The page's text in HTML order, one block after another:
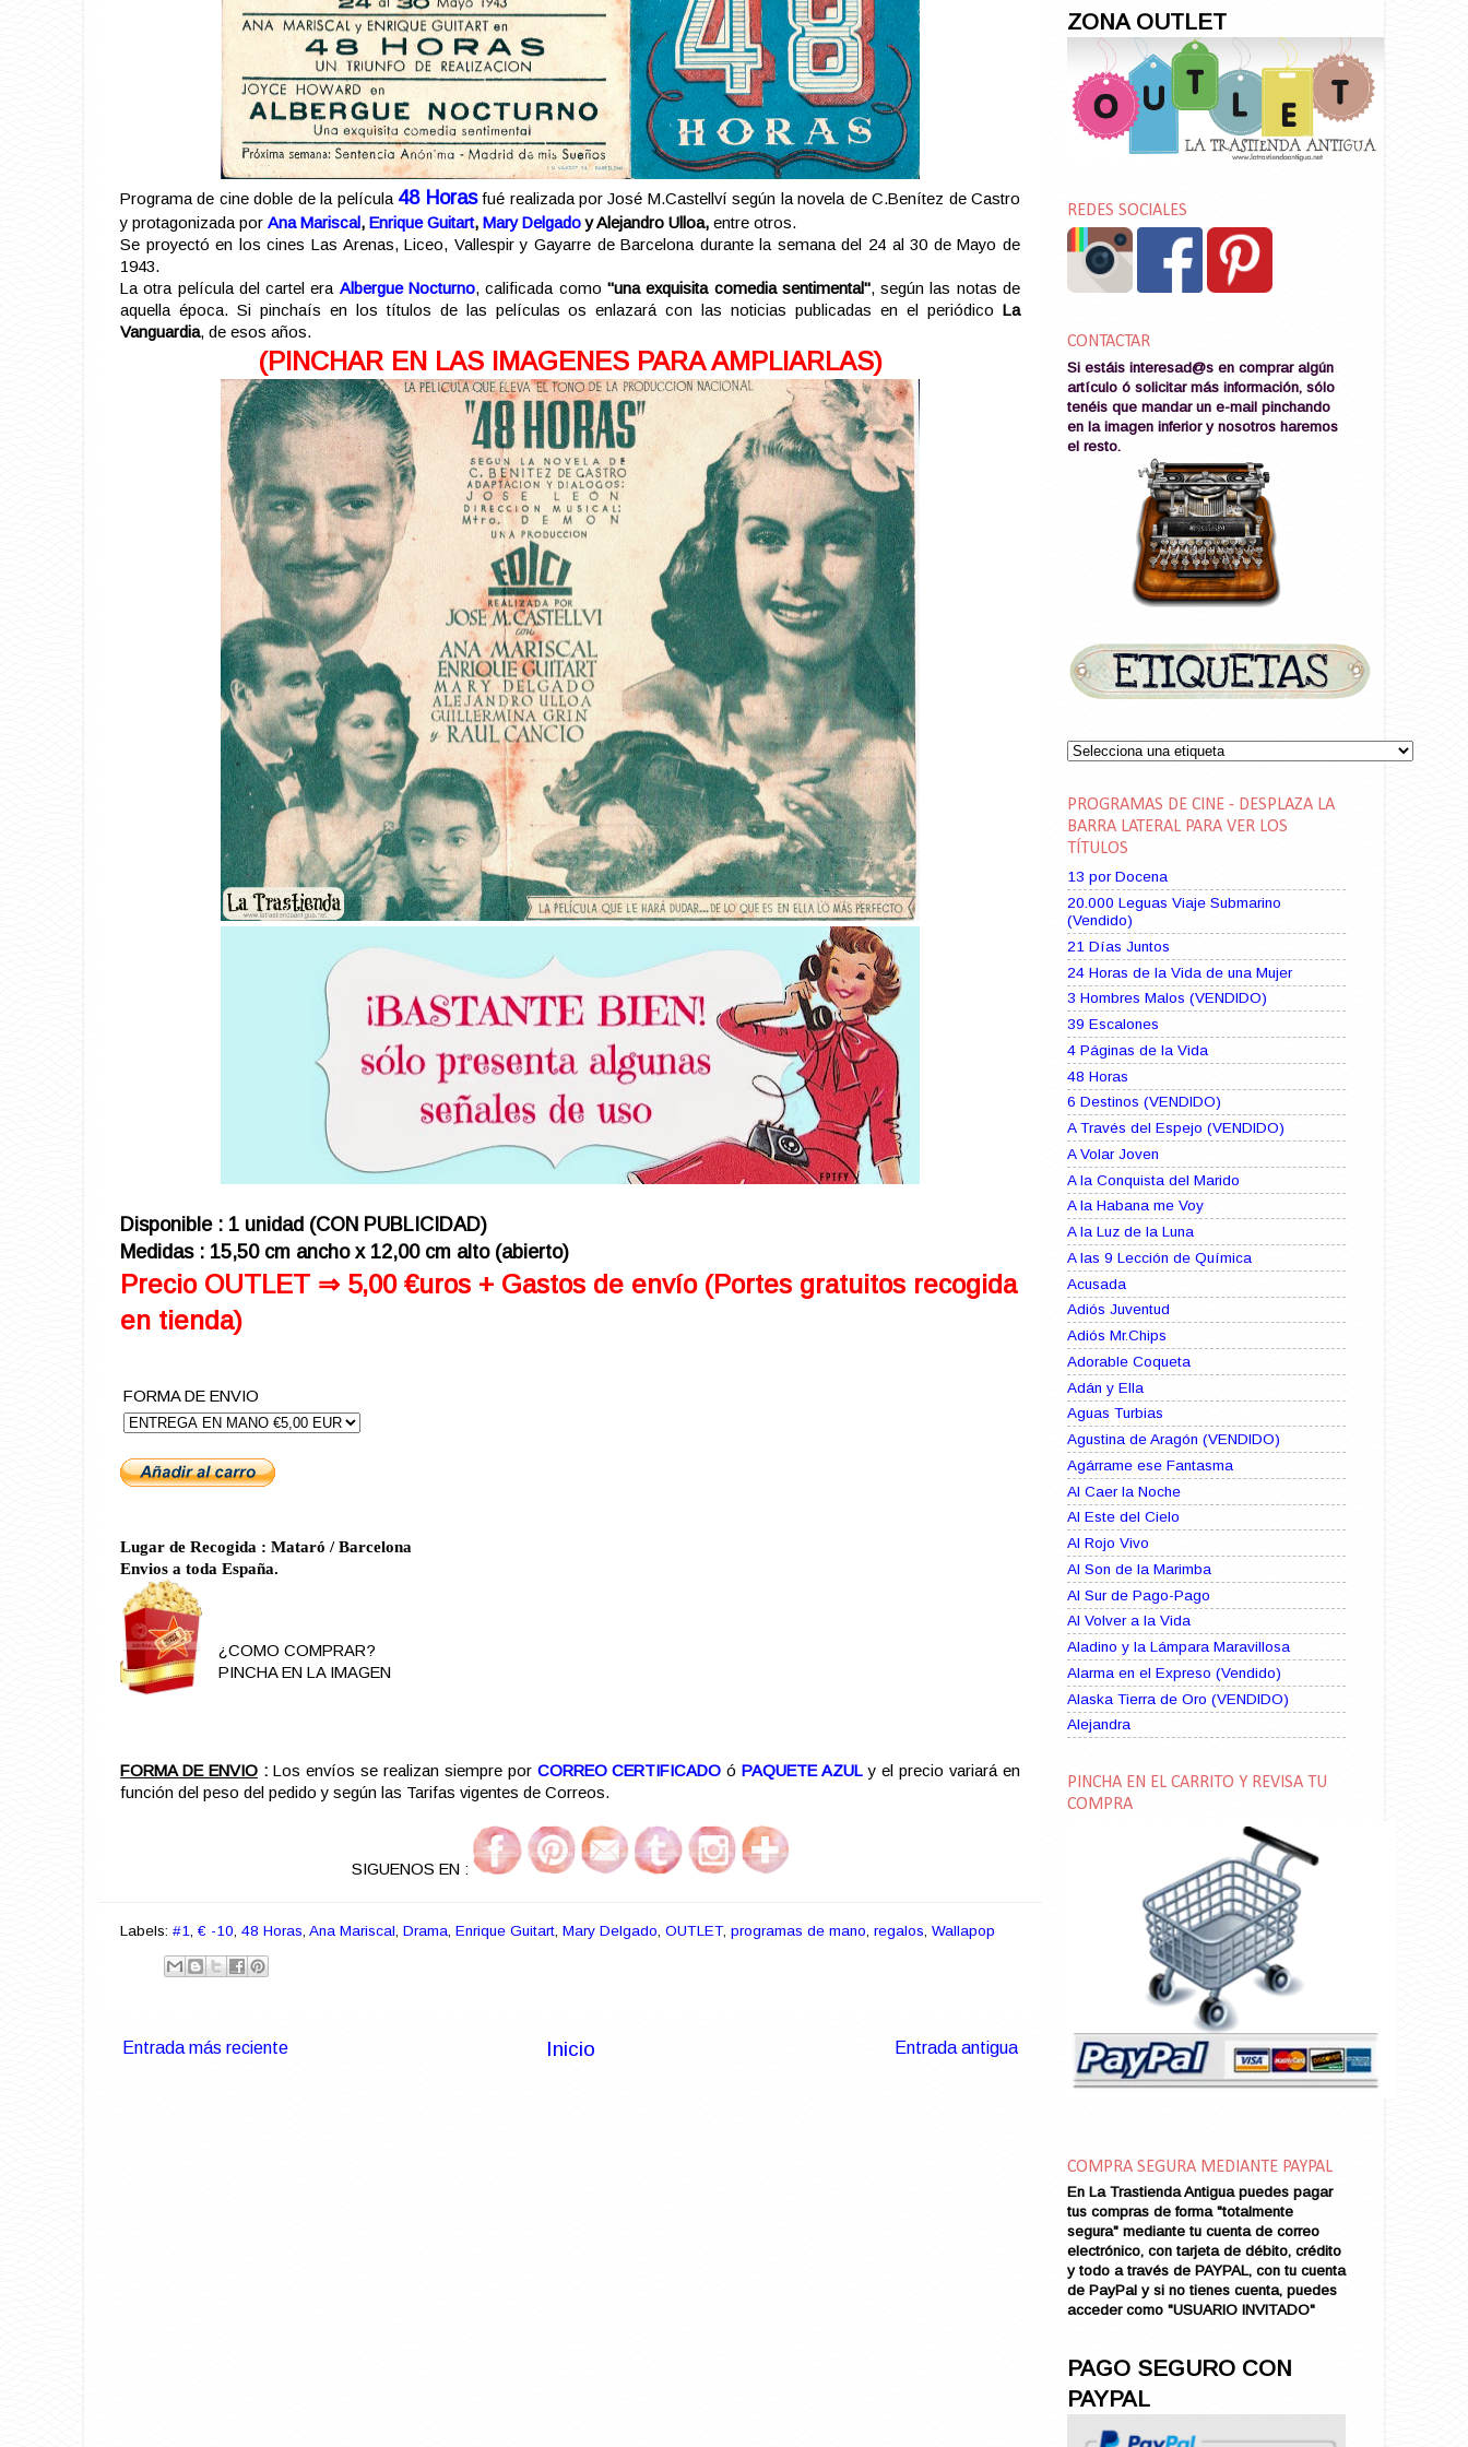
Programa de cine doble de la película 48 Horasfué realizada por José M.Castellví según la novela de C.Benítez de Castro
y protagonizada por Ana Mariscal, Enrique Guitart, Mary Delgadoy Alejandro Ulloa, entre otros.
Se proyectó en los cines Las Arenas, Liceo, Vallespir y Gayarre de Barcelona durante la semana del 24 al 30 de Mayo de
1943.
La otra película del cartel era Albergue Nocturno, calificada como "una exquisita comedia sentimental", según las notas de
aquella época. Si pinchaís en los títulos de las películas os enlazará con las noticias publicadas en el periódico La
Vanguardia, de esos años.
(PINCHAR EN LAS IMAGENES PARA AMPLIARLAS)
Disponible : 1 unidad (CON PUBLICIDAD)
Medidas : 15,50 cm ancho x 12,00 cm alto (abierto)
Precio OUTLET ⇒ 5,00 €uros + Gastos de envío (Portes gratuitos recogida
en tienda)
FORMA DE ENVIO
Lugar de Recogida : Mataró / Barcelona
Envios a toda España.
¿COMO COMPRAR?
PINCHA EN LA IMAGEN
FORMA DE ENVIO:Los envíos se realizan siempre por CORREO CERTIFICADO óPAQUETE AZUL y el precio variará en
función del peso del pedido y según las Tarifas vigentes de Correos.
SIGUENOS EN :
Labels: #1, € -10, 48 Horas, Ana Mariscal, Drama, Enrique Guitart, Mary Delgado, OUTLET, programas de mano, regalos, Wallapop
Entrada más reciente Entrada antigua
Inicio
ZONA OUTLET
REDES SOCIALES
CONTACTAR
Si estáis interesad@s en comprar algún
artículo ó solicitar más información, sólo
tenéis que mandar un e-mail pinchando
en la imagen inferior y nosotros haremos
el resto.
PROGRAMAS DE CINE - DESPLAZA LA
BARRA LATERAL PARA VER LOS
TÍTULOS
13 por Docena
20.000 Leguas Viaje Submarino
(Vendido)
21 Días Juntos
24 Horas de la Vida de una Mujer
3 Hombres Malos (VENDIDO)
39 Escalones
4 Páginas de la Vida
48 Horas
6 Destinos (VENDIDO)
A Través del Espejo (VENDIDO)
A Volar Joven
A la Conquista del Marido
A la Habana me Voy
A la Luz de la Luna
A las 9 Lección de Química
Acusada
Adiós Juventud
Adiós Mr.Chips
Adorable Coqueta
Adán y Ella
Aguas Turbias
Agustina de Aragón (VENDIDO)
Agárrame ese Fantasma
Al Caer la Noche
Al Este del Cielo
Al Rojo Vivo
Al Son de la Marimba
Al Sur de Pago-Pago
Al Volver a la Vida
Aladino y la Lámpara Maravillosa
Alarma en el Expreso (Vendido)
Alaska Tierra de Oro (VENDIDO)
Alejandra
Alma Zíngara
Alma en Suplicio (VENDIDO)
Amame esta Noche (VENDIDO)
Amanda La Paciente Peligrosa
Amarga Victoria
Amor a Medianoche
Amor en Conserva (VENDIDO)
Amor que Mata
Amor sin Refugio
Ana Karenina
Ana de Brooklyn
Ana y El Rey de Siam
Anatomía de un Asesinato
Andrés Harvey Millonario (VENDIDO)
Andrés Harvey Tenorio
Ansia de Amor (VENDIDO)
Aníbal
PINCHA EN EL CARRITO Y REVISA TU
COMPRA
COMPRA SEGURA MEDIANTE PAYPAL
En La Trastienda Antigua puedes pagar
tus compras de forma "totalmente
segura" mediante tu cuenta de correo
electrónico, con tarjeta de débito, crédito
y todo a través de PAYPAL, con tu cuenta
de PayPal y si no tienes cuenta, puedes
acceder como "USUARIO INVITADO"
PAGO SEGURO CON
PAYPAL